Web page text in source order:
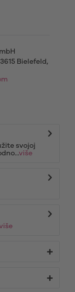
Bielefeld,
svojoj
više